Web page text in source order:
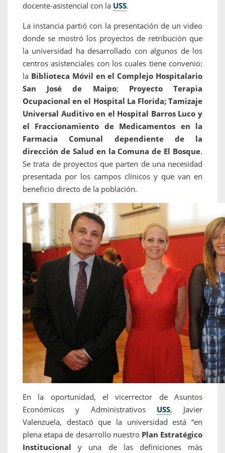
docente-asistencial con la USS.
La instancia partió con la presentación de un video
donde se mostró los proyectos de retribución que
la universidad ha desarrollado con algunos de los
centros asistenciales con los cuales tiene convenio:
la Biblioteca Móvil en el Complejo Hospitalario
San José de Maipo; Proyecto Terapia
Ocupacional en el Hospital La Florida; Tamizaje
Universal Auditivo en el Hospital Barros Luco y
el Fraccionamiento de Medicamentos en la
Farmacia Comunal dependiente de la
dirección de Salud en la Comuna de El Bosque.
Se trata de proyectos que parten de una necesidad
presentada por los campos clínicos y que van en
beneficio directo de la población.
En la oportunidad, el vicerrector de Asuntos
Económicos y Administrativos USS, Javier
Valenzuela, destacó que la universidad está “en
plena etapa de desarrollo nuestro Plan Estratégico
Institucional y una de las definiciones más